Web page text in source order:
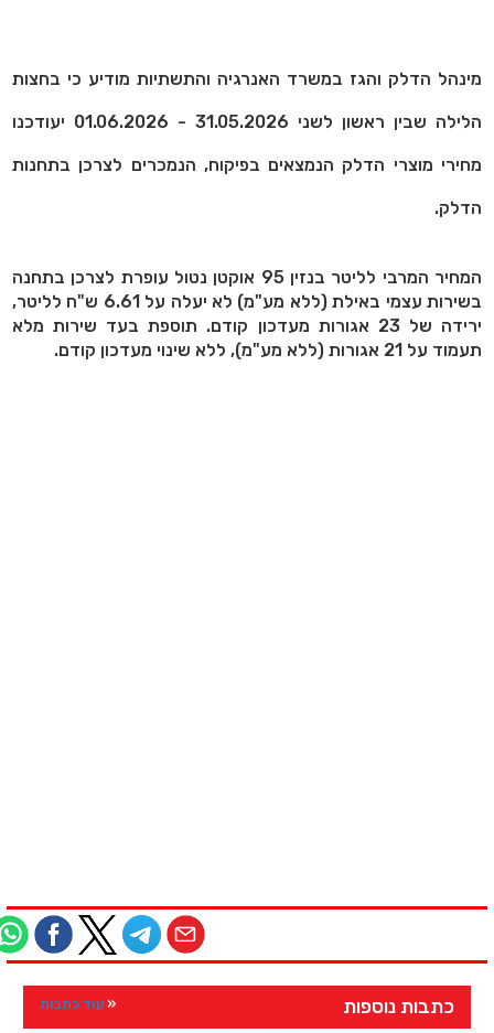
מינהל הדלק והגז במשרד האנרגיה והתשתיות מודיע כי בחצות
הלילה שבין ראשון לשני 31.05.2026 - 01.06.2026 יעודכנו
מחירי מוצרי הדלק הנמצאים בפיקוח, הנמכרים לצרכן בתחנות
הדלק.
המחיר המרבי לליטר בנזין 95 אוקטן נטול עופרת לצרכן בתחנה
בשירות עצמי באילת (ללא מע"מ) לא יעלה על 6.61 ש"ח לליטר,
ירידה של 23 אגורות מעדכון קודם. תוספת בעד שירות מלא
תעמוד על 21 אגורות (ללא מע"מ), ללא שינוי מעדכון קודם.
כתבות נוספות עוד כתבות